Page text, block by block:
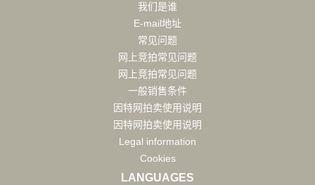
我们是谁
E-mail地址
常见问题
网上竞拍常见问题
网上竞拍常见问题
一般销售条件
因特网拍卖使用说明
因特网拍卖使用说明
Legal information
Cookies
LANGUAGES